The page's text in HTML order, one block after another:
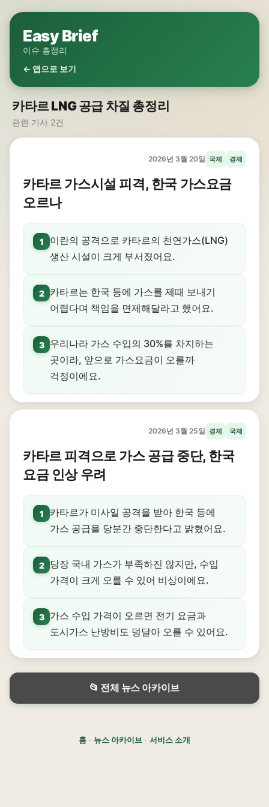
Easy Brief
이슈 총정리
← 앱으로 보기
카타르 LNG 공급 차질 총정리
관련 기사 2건
2026년 3월 20일 국제 경제
카타르 가스시설 피격, 한국 가스요금
오르나
1
이란의 공격으로 카타르의 천연가스(LNG)
생산 시설이 크게 부서졌어요.
2
카타르는 한국 등에 가스를 제때 보내기
어렵다며 책임을 면제해달라고 했어요.
3
우리나라 가스 수입의 30%를 차지하는
곳이라, 앞으로 가스요금이 오를까
걱정이에요.
2026년 3월 25일 경제 국제
카타르 피격으로 가스 공급 중단, 한국
요금 인상 우려
1
카타르가 미사일 공격을 받아 한국 등에
가스 공급을 당분간 중단한다고 밝혔어요.
2
당장 국내 가스가 부족하진 않지만, 수입
가격이 크게 오를 수 있어 비상이에요.
3
가스 수입 가격이 오르면 전기 요금과
도시가스 난방비도 덩달아 오를 수 있어요.
📂 전체 뉴스 아카이브
홈 · 뉴스 아카이브 · 서비스 소개